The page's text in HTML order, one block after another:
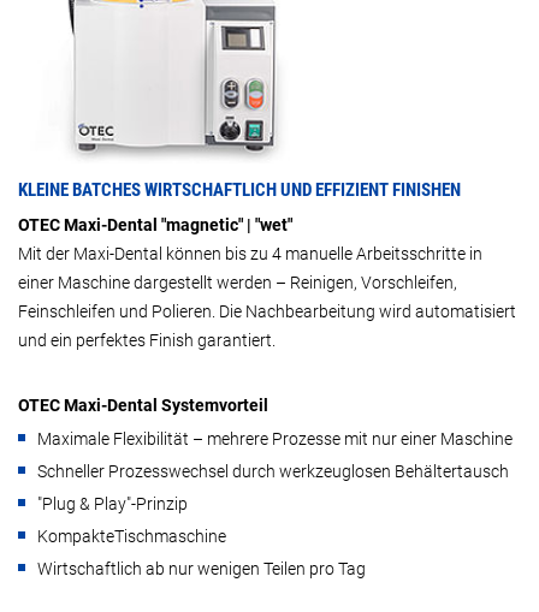
KLEINE BATCHES WIRTSCHAFTLICH UND EFFIZIENT FINISHEN
OTEC Maxi-Dental "magnetic" | "wet"
Mit der Maxi-Dental können bis zu 4 manuelle Arbeitsschritte in
einer Maschine dargestellt werden – Reinigen, Vorschleifen,
Feinschleifen und Polieren. Die Nachbearbeitung wird automatisiert
und ein perfektes Finish garantiert.
OTEC Maxi-Dental Systemvorteil
Maximale Flexibilität – mehrere Prozesse mit nur einer Maschine
Schneller Prozesswechsel durch werkzeuglosen Behältertausch
"Plug & Play"-Prinzip
KompakteTischmaschine
Wirtschaftlich ab nur wenigen Teilen pro Tag